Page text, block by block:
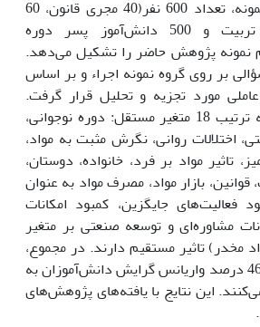
فرمول تعیین حجم نمونه، تعداد 600 نفر(40 مجری قانون، 60
متخصص تعلیم و تربیت و 500 دانش‌آموز پسر دوره
پژوهش حاضر را تشکیل می‌دهد.
277 سؤالی بر روی گروه نمونه اجراء و بر اساس
مورد تجزیه و تحلیل قرار گرفت.
یافته‌ها نشان داد، به ترتیب 18 متغیر مستقل: دوره نوجوانی،
اختلالات روانی، نگرش مثبت به مواد،
تاثیر مواد بر فرد، خانواده، دوستان،
بازار مواد، مصرف‌ مواد به عنوان
فعالیت‌های جایگزین، کمبود امکانات
مشاوره‌ای و توسعه صنعتی بر متغیر
مخدر) تاثیر مستقیم دارند. در مجموع،
این 18 متغیر مستقل46 درصد واریانس گرایش دانش‌آموزان به
این نتایج با یافته‌های پژوهش‌های